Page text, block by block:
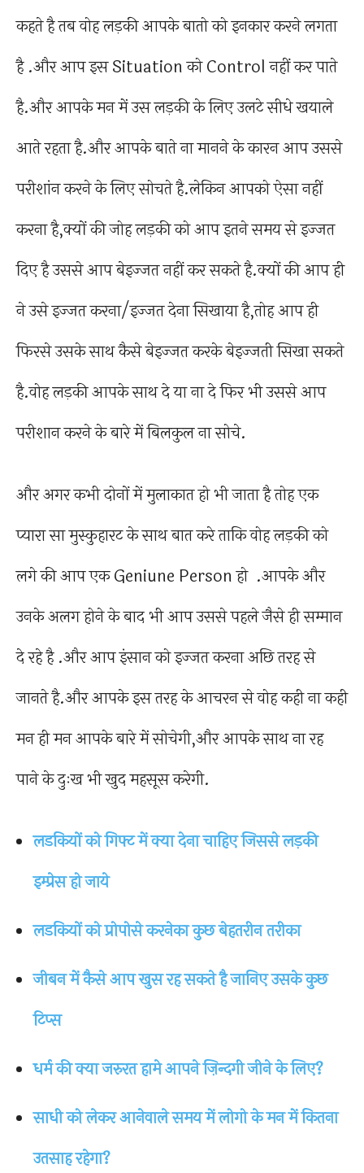
कहते है तब वोह लड़की आपके बातो को इनकार करने लगता
है .और आप इस Situation को Control नहीं कर पाते
है.और आपके मन में उस लड़की के लिए उलटे सीधे खयाले
आते रहता है.और आपके बाते ना मानने के कारन आप उससे
परीशांन करने के लिए सोचते है.लेकिन आपको ऐसा नहीं
करना है,क्यों की जोह लड़की को आप इतने समय से इज्जत
दिए है उससे आप बेइज्जत नहीं कर सकते है.क्यों की आप ही
ने उसे इज्जत करना/इज्जत देना सिखाया है,तोह आप ही
फिरसे उसके साथ कैसे बेइज्जत करके बेइज्जती सिखा सकते
है.वोह लड़की आपके साथ दे या ना दे फिर भी उससे आप
परीशान करने के बारे में बिलकुल ना सोचे.
और अगर कभी दोनों में मुलाकात हो भी जाता है तोह एक
प्यारा सा मुस्कुहारट के साथ बात करे ताकि वोह लड़की को
लगे की आप एक Geniune Person हो .आपके और
उनके अलग होने के बाद भी आप उससे पहले जैसे ही सम्मान
दे रहे है .और आप इंसान को इज्जत करना अछि तरह से
जानते है.और आपके इस तरह के आचरन से वोह कही ना कही
मन ही मन आपके बारे में सोचेगी,और आपके साथ ना रह
पाने के दुःख भी खुद महसूस करेगी.
लडकियों को गिफ्ट में क्या देना चाहिए जिससे लड़की
इम्प्रेस हो जाये
लडकियों को प्रोपोसे करनेका कुछ बेहतरीन तरीका
जीबन में कैसे आप खुस रह सकते है जानिए उसके कुछ
टिप्स
धर्म की क्या जरुरत हामे आपने ज़िन्दगी जीने के लिए?
साधी को लेकर आनेवाले समय में लोगो के मन में कितना
उतसाह रहेगा?